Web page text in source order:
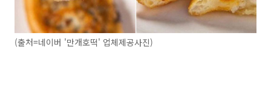
(출처=네이버 '만개호떡' 업체제공사진)